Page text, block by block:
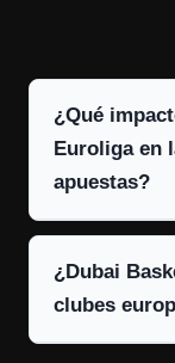
¿Qué
Euroliga en
apuestas?
¿Dubai
clubes